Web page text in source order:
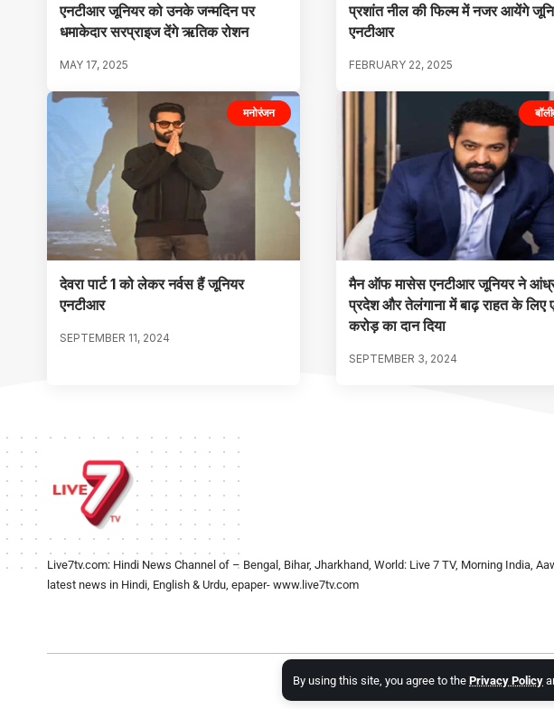
By using this site, you agree to the Privacy Policy
एनटीआर जूनियर को उनके जन्मदिन पर
धमाकेदार सरप्राइज देंगे ऋतिक रोशन
MAY 17, 2025
प्रशांत नील की फिल्म में नजर आयेंगे
एनटीआर
FEBRUARY 22, 2025
मनोरंजन
देवरा पार्ट 1 को लेकर नर्वस हैं जूनियर
एनटीआर
SEPTEMBER 11, 2024
मैन ऑफ मासेस एनटीआर जूनियर ने
प्रदेश और तेलंगाना में बाढ़ राहत के लिए
करोड़ का दान दिया
SEPTEMBER 3, 2024
Live7tv.com: Hindi News Channel of – Bengal, Bihar, Jharkhand, World: Live 7 TV, Morning India,
latest news in Hindi, English & Urdu, epaper- www.live7tv.com
2024- All Rights Reserved.Live 7 tv.